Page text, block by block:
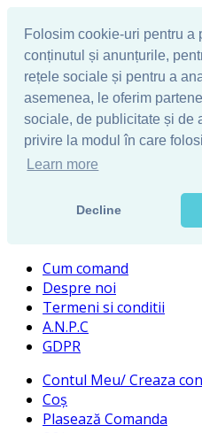
Folosim cookie-uri pentru a
conținutul și anunțurile,
rețele sociale și pentru a
asemenea, le oferim
sociale, de publicitate și de
privire la modul în care
Learn more
Decline
Cum comand
Despre noi
Termeni si conditii
A.N.P.C
GDPR
Contul Meu/ Creaza
Coș
Plasează Comanda